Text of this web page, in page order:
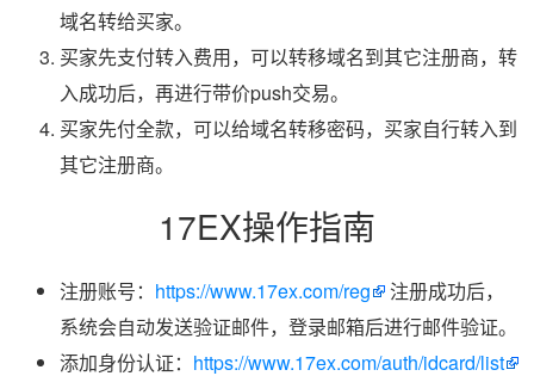
域名转给买家。
买家先支付转入费用，可以转移域名到其它注册商，转
入成功后，再进行带价push交易。
买家先付全款，可以给域名转移密码，买家自行转入到
其它注册商。
17EX操作指南
注册账号： https://www.17ex.com/reg
注册成功后，
系统会自动发送验证邮件，登录邮箱后进行邮件验证。
添加身份认证： https://www.17ex.com/auth/idcard/list